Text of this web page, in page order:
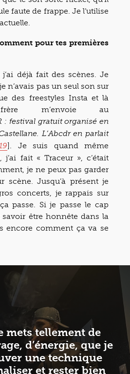
faute de frappe. Je l’utilise
pour tes premières
déjà fait des scènes. Je
n’avais pas un seul son sur
des freestyles Insta et là
m’envoie au
: festival gratuit organisé en
L’Abcdr en parlait
]. Je suis quand même
fait « Traceur », c’était
je ne peux pas garder
scène. Jusqu’à présent je
concerts, je rappais sur
passe. Si je passe le cap
être honnête dans la
encore comment ça va se
mets tellement de
d’énergie, que je
une technique
et rester bien